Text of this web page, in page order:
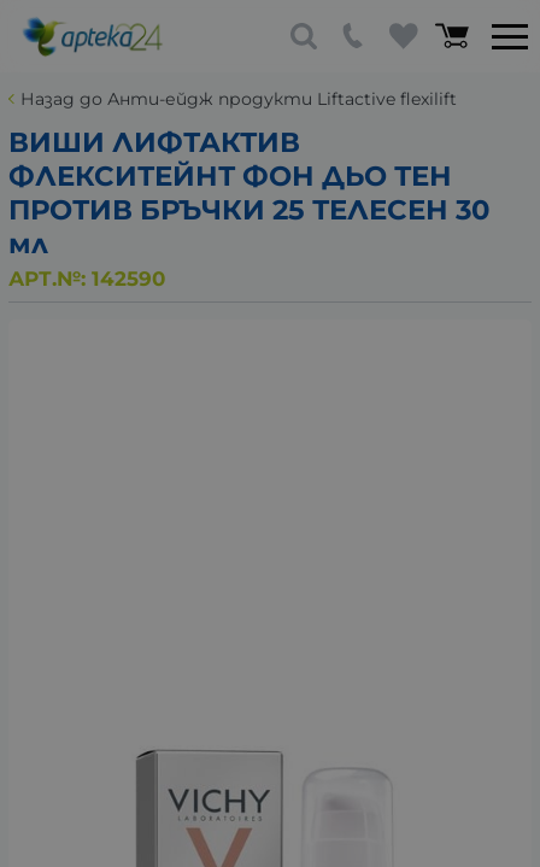
Назад до Анти-ейдж продукти Liftactive flexilift
ВИШИ ЛИФТАКТИВ
ФЛЕКСИТЕЙНТ ФОН ДЬО ТЕН
ПРОТИВ БРЪЧКИ 25 ТЕЛЕСЕН 30
мл
АРТ.№: 142590